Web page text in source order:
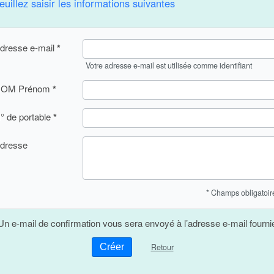
saisir les informations suivantes
e-mail
Votre adresse e-mail est utilisée comme identifiant
Prénom
de portable
* Champs
e-mail de confirmation vous sera envoyé à l’adresse e-mail
Retour